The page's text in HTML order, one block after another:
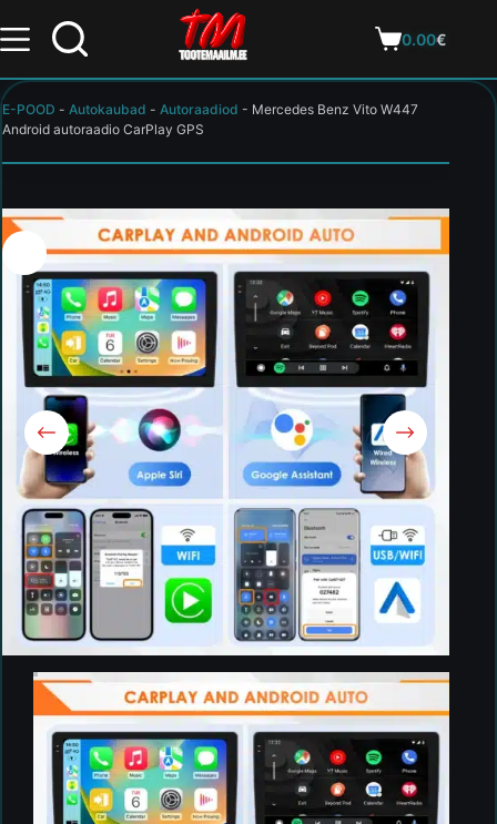
0.00€
E-POOD - Autokaubad - Autoraadiod - Mercedes Benz Vito W447
Android autoraadio CarPlay GPS